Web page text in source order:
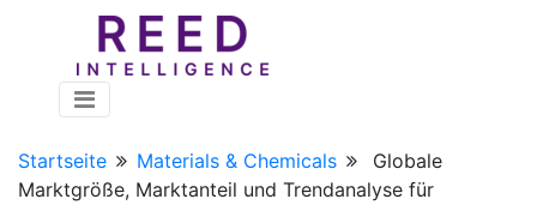
Startseite Materials & Chemicals
Globale
Marktgröße, Marktanteil und Trendanalyse für